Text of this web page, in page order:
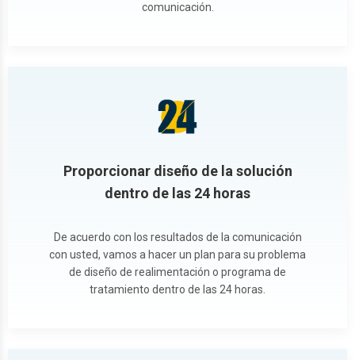
comunicación.
Proporcionar diseño de la solución
dentro de las 24 horas
De acuerdo con los resultados de la comunicación
con usted, vamos a hacer un plan para su problema
de diseño de realimentación o programa de
tratamiento dentro de las 24 horas.